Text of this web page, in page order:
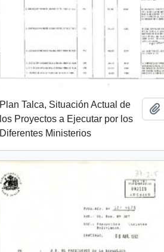
Plan Talca, Situación Actual de
los Proyectos a Ejecutar por los
Diferentes Ministerios